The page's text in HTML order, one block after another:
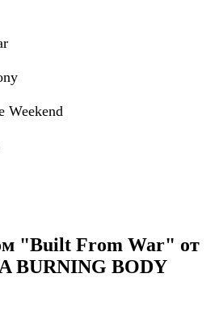
Weekend
"Built From War" от
BURNING BODY